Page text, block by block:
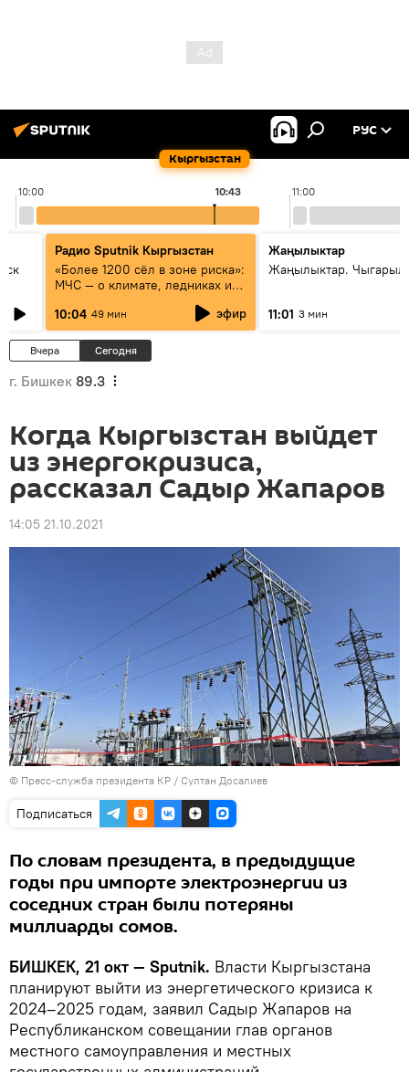
Кыргызстан
РУС
10:00 11:00
10:43
Радио Sputnik Кыргызстан
«Более 1200 сёл в зоне риска»:
МЧС — о климате, ледниках и
населения
10:04 49 мин эфир
Жаңылыктар
Жаңылыктар.
11:01 3 мин
Вчера Сегодня
г. Бишкек 89.3
Когда Кыргызстан выйдет
из энергокризиса,
рассказал Садыр Жапаров
14:05 21.10.2021
© Пресс-служба президента КР / Султан Досалиев
Подписаться
По словам президента, в предыдущие
годы при импорте электроэнергии из
соседних стран были потеряны
миллиарды сомов.
БИШКЕК, 21 окт — Sputnik. Власти Кыргызстана
планируют выйти из энергетического кризиса к
2024–2025 годам, заявил Садыр Жапаров на
Республиканском совещании глав органов
местного самоуправления и местных